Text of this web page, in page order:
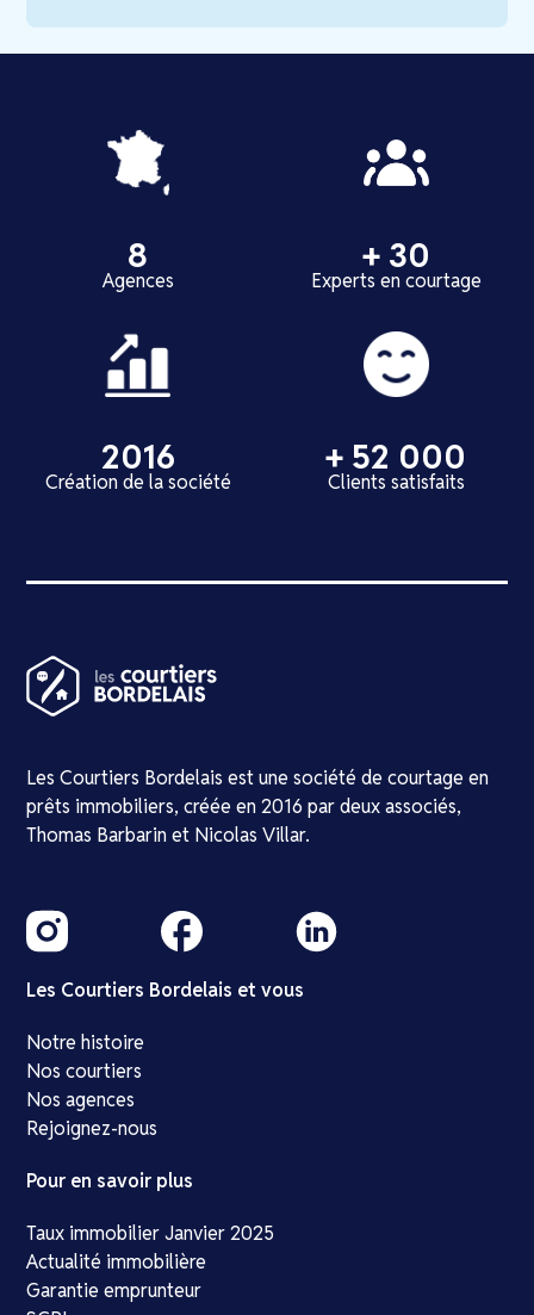
8
Agences
+ 30
Experts en courtage
2016
Création de la société
+ 52 000
Clients satisfaits
Les Courtiers Bordelais est une société de courtage en
prêts immobiliers, créée en 2016 par deux associés,
Thomas Barbarin et Nicolas Villar.
Les Courtiers Bordelais et vous
Notre histoire
Nos courtiers
Nos agences
Rejoignez-nous
Pour en savoir plus
Taux immobilier Janvier 2025
Actualité immobilière
Garantie emprunteur